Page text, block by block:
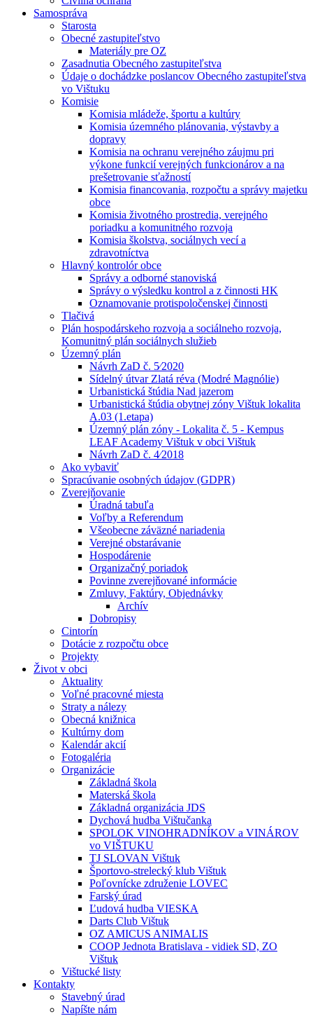
Samospráva
Starosta
Obecné zastupiteľstvo
Materiály pre OZ
Zasadnutia Obecného zastupiteľstva
Údaje o dochádzke poslancov Obecného zastupiteľstva
vo Vištuku
Komisie
Komisia mládeže, športu a kultúry
Komisia územného plánovania, výstavby a
dopravy
Komisia na ochranu verejného záujmu pri
výkone funkcií verejných funkcionárov a na
prešetrovanie sťažností
Komisia financovania, rozpočtu a správy majetku
obce
Komisia životného prostredia, verejného
poriadku a komunitného rozvoja
Komisia školstva, sociálnych vecí a
zdravotníctva
Hlavný kontrolór obce
Správy a odborné stanoviská
Správy o výsledku kontrol a z činnosti HK
Oznamovanie protispoločenskej činnosti
Tlačivá
Plán hospodárskeho rozvoja a sociálneho rozvoja,
Komunitný plán sociálnych služieb
Územný plán
Návrh ZaD č. 5⁄2020
Sídelný útvar Zlatá réva (Modré Magnólie)
Urbanistická štúdia Nad jazerom
Urbanistická štúdia obytnej zóny Vištuk lokalita
A.03 (1.etapa)
Územný plán zóny - Lokalita č. 5 - Kempus
LEAF Academy Vištuk v obci Vištuk
Návrh ZaD č. 4⁄2018
Ako vybaviť
Spracúvanie osobných údajov (GDPR)
Zverejňovanie
Úradná tabuľa
Voľby a Referendum
Všeobecne záväzné nariadenia
Verejné obstarávanie
Hospodárenie
Organizačný poriadok
Povinne zverejňované informácie
Zmluvy, Faktúry, Objednávky
Archív
Dobropisy
Cintorín
Dotácie z rozpočtu obce
Projekty
Život v obci
Aktuality
Voľné pracovné miesta
Straty a nálezy
Obecná knižnica
Kultúrny dom
Kalendár akcií
Fotogaléria
Organizácie
Základná škola
Materská škola
Základná organizácia JDS
Dychová hudba Vištučanka
SPOLOK VINOHRADNÍKOV a VINÁROV
vo VIŠTUKU
TJ SLOVAN Vištuk
Športovo-strelecký klub Vištuk
Poľovnícke združenie LOVEC
Farský úrad
Ľudová hudba VIESKA
Darts Club Vištuk
OZ AMICUS ANIMALIS
COOP Jednota Bratislava - vidiek SD, ZO
Vištuk
Vištucké listy
Kontakty
Stavebný úrad
Napíšte nám